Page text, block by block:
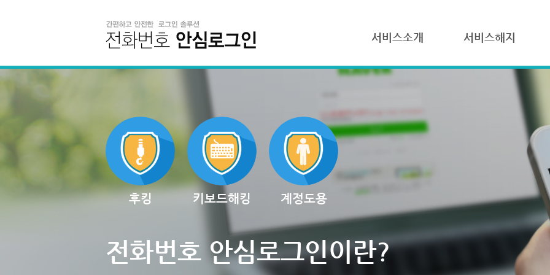
서비스소개 서비스해지
후킹 키보드해킹 계정도용
전화번호 안심로그인이란?